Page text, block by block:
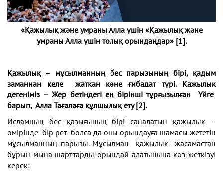
«Қажылық және умраны Алла үшін «Қажылық және
умраны Алла үшін толық орындаңдар» [1].
Қажылық – мұсылманның бес парызының бірі, қадым
заманнан келе жатқан көне ғибадат түрі. Қажылық
дегеніміз – Жер бетіндегі ең бірінші тұрғызылған Үйге
барып, Алла Тағалаға құлшылық ету [2].
Исламның бес қазығының бірі саналатын қажылық –
өмірінде бір рет болса да оны орындауға шамасы жететін
мұсылманның парызы. Мұсылман қажылық жасамастан
бұрын мына шарттарды орындай алатынына көз жеткізуі
керек: